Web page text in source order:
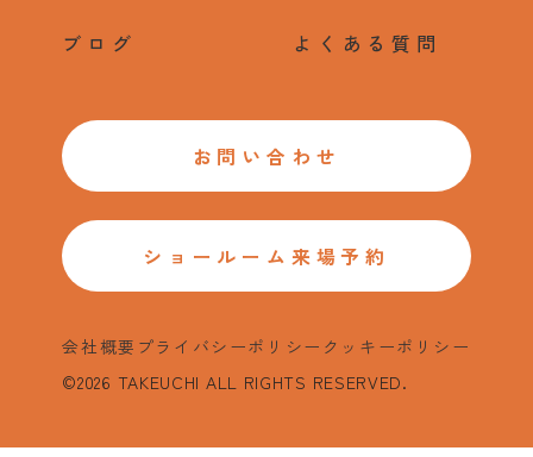
ブログ よくある質問
お問い合わせ
ショールーム来場予約
会社概要 プライバシーポリシー クッキーポリシー
©2026 TAKEUCHI ALL RIGHTS RESERVED.